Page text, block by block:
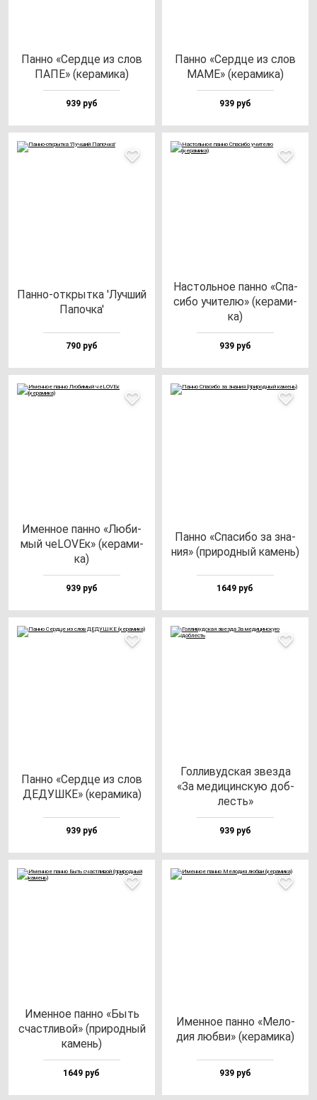
Пан­но «Сер­дце из слов
ПАПЕ» (ке­ра­ми­ка)
939 руб
Пан­но «Сер­дце из слов
МАМЕ» (ке­ра­ми­ка)
939 руб
Пан­но-от­крыт­ка 'Луч­ший
Папоч­ка'
790 руб
Нас­толь­ное пан­но «Спа­
си­бо учи­те­лю» (ке­ра­ми­
ка)
939 руб
Имен­ное пан­но «Люби­
мый чеLOVEк» (ке­ра­ми­
ка)
939 руб
Пан­но «Спа­си­бо за зна­
ния» (при­род­ный ка­мень)
1649 руб
Пан­но «Сер­дце из слов
ДЕДУШКЕ» (ке­ра­ми­ка)
939 руб
Гол­ли­вуд­ская звез­да
«За ме­ди­цин­скую доб­
лесть»
939 руб
Имен­ное пан­но «Быть
счас­тли­вой» (при­род­ный
ка­мень)
1649 руб
Имен­ное пан­но «Мело­
дия люб­ви» (ке­ра­ми­ка)
939 руб